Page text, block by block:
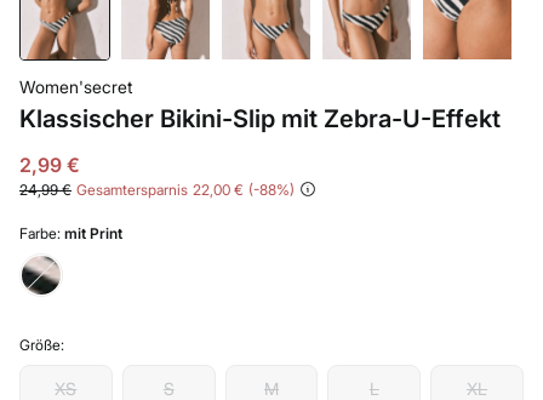
Women'secret
Klassischer Bikini-Slip mit Zebra-U-Effekt
2,99 €
24,99 € Gesamtersparnis 22,00 € 88
Farbe: mit Print
Größe:
XS S M L XL